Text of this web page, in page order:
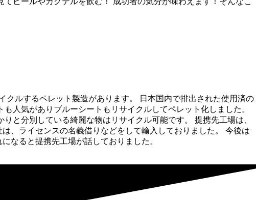
ルするペレット製造があります。 日本国内で排出された使用済の
人気がありブルーシートもリサイクルしてペレット化しました。
と分別している綺麗な物はリサイクル可能です。 提携先工場は、
、ライセンスの名義借りなどをして輸入しておりました。 今後は
なると提携先工場が話しておりました。